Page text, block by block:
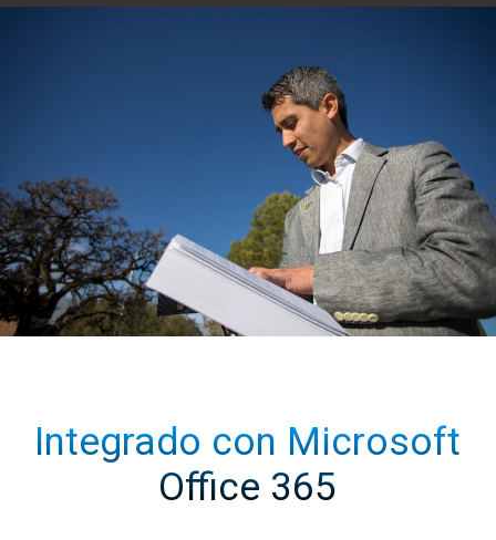
Integrado con Microsoft
Office 365